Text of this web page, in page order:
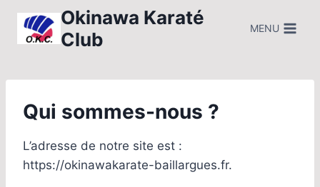
contenu
Okinawa Karaté
Club
MENU
Qui sommes-nous ?
L’adresse de notre site est :
https://okinawakarate-baillargues.fr.